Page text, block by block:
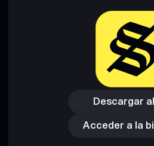
Descargar
Descargar
Acceder a la
Acceder a la